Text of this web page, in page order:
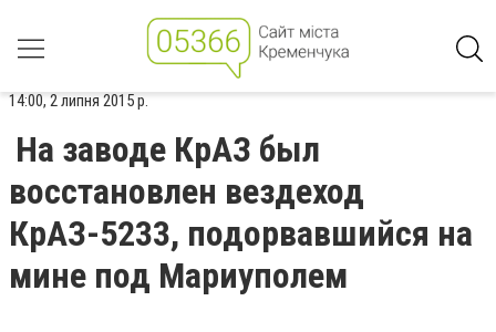
14:00, 2 липня 2015 р.
На заводе КрАЗ был
восстановлен вездеход
КрАЗ-5233, подорвавшийся на
мине под Мариуполем